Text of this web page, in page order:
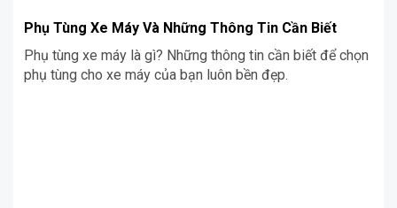
Phụ Tùng Xe Máy Và Những Thông Tin Cần Biết
Phụ tùng xe máy là gì? Những thông tin cần biết để chọn
phụ tùng cho xe máy của bạn luôn bền đẹp.